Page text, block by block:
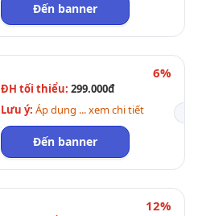
Đến banner
6%
ĐH tối thiểu: 299.000đ
Lưu ý: Áp dụng ... xem chi tiết
Đến banner
12%